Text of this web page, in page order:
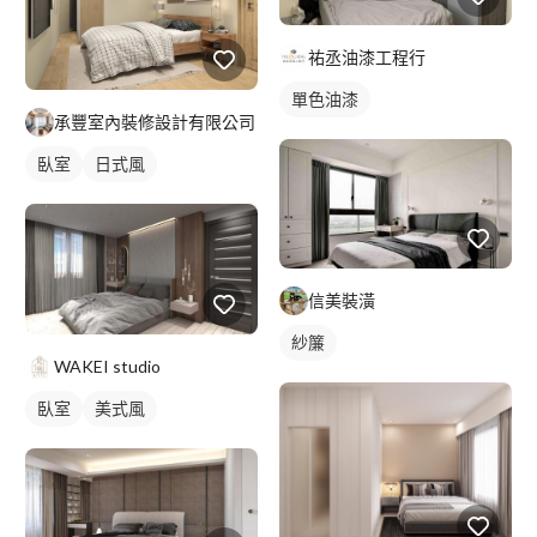
承豐室內裝修設計有限公司
臥室 日式風
WAKEI studio
臥室 美式風
祐丞油漆工程行
單色油漆
信美裝潢
紗簾